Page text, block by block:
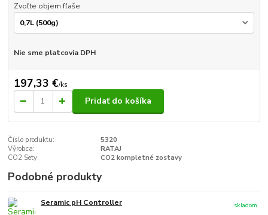
Zvoľte objem fľaše
Nie sme platcovia DPH
197,33 €/ks
Pridať do košíka
Číslo produktu:
5320
Výrobca:
RATAJ
CO2 Sety:
CO2 kompletné zostavy
Podobné produkty
Seramic pH Controller
skladom